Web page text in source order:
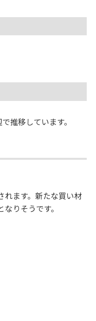
推移しています。
れます。新たな買い材
りそうです。